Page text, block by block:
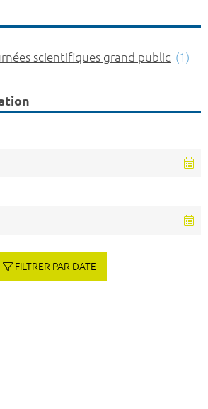
scientifiques grand public (1)
FILTRER PAR DATE